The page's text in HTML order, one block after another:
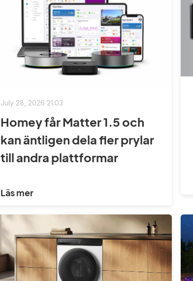
July 28, 2026 21:03
Homey får Matter 1.5 och
kan äntligen dela fler prylar
till andra plattformar
Läs mer